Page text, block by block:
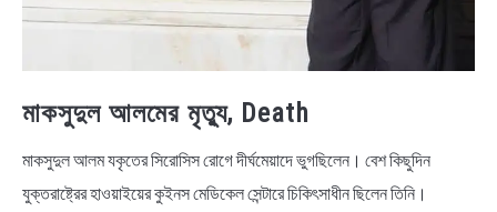
মাকসুদুল আলমের মৃত্যু, Death
মাকসুদুল আলম যকৃতের সিরোসিস রোগে দীর্ঘমেয়াদে ভুগছিলেন। বেশ কিছুদিন
যুক্তরাষ্ট্রের হাওয়াইয়ের কুইনস মেডিকেল সেন্টারে চিকিৎসাধীন ছিলেন তিনি।